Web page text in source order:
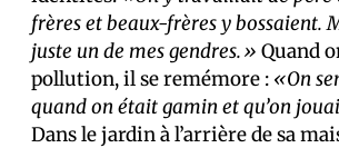
frères et beaux-frères y bossaient.
juste un de mes gendres.» Quand
pollution, il se remémore : «On
quand on était gamin et qu’on
Dans le jardin à l’arrière de sa